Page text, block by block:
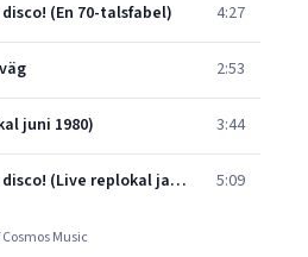
(En 70-talsfabel) 4:27
2:53
juni 1980) 3:44
Henry, dansa inte disco! (Live replokal januari 1980) 5:09
Music